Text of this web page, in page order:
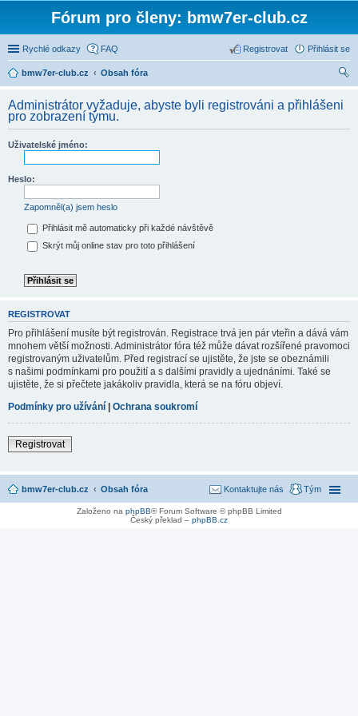
Fórum pro členy: bmw7er-club.cz
Rychlé odkazy FAQ Přihlásit se
Registrovat
bmw7er-club.cz
Obsah fóra
Administrátor vyžaduje, abyste byli registrováni a přihlášeni
pro zobrazení týmu.
Uživatelské jméno:
Heslo:
Zapomněl(a) jsem heslo
Přihlásit mě automaticky při každé návštěvě
Skrýt můj online stav pro toto přihlášení
REGISTROVAT
Pro přihlášení musíte být registrován. Registrace trvá jen pár vteřin a dává vám
mnohem větší možnosti. Administrátor fóra též může dávat rozšířené pravomoci
registrovaným uživatelům. Před registrací se ujistěte, že jste se obeznámili
s našimi podmínkami pro použití a s dalšími pravidly a ujednáními. Také se
ujistěte, že si přečtete jakákoliv pravidla, která se na fóru objeví.
Podmínky pro užívání | Ochrana soukromí
Registrovat
bmw7er-club.cz Obsah fóra Tým
Kontaktujte nás
Založeno na phpBB® Forum Software © phpBB Limited
Český překlad – phpBB.cz